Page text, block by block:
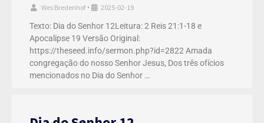
Wes Bredenhof • 2025-02-19
Texto: Dia do Senhor 12Leitura: 2 Reis 21:1-18 e
Apocalipse 19 Versão Original:
https://theseed.info/sermon.php?id=2822 Amada
congregação do nosso Senhor Jesus, Dos três ofícios
mencionados no Dia do Senhor …